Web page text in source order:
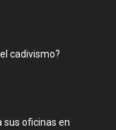
cadivismo?
sus oficinas en